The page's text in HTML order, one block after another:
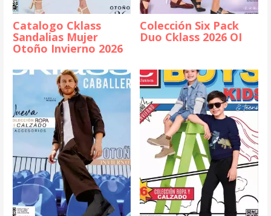
Catalogo Cklass
Sandalias Mujer
Otoño Invierno 2026
Colección Six Pack
Duo Cklass 2026 OI